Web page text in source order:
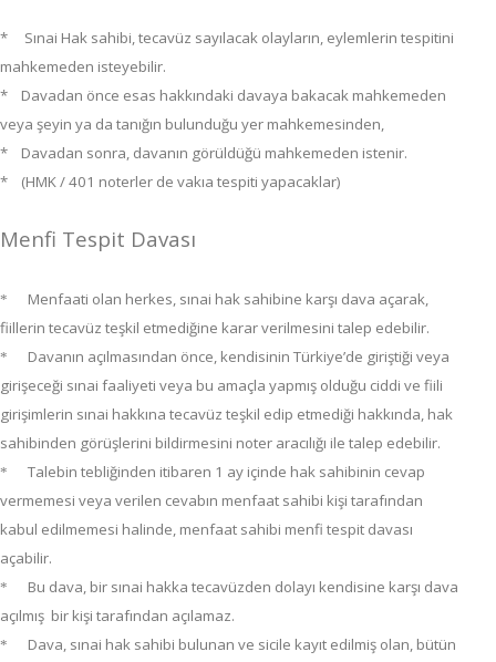
* Sınai Hak sahibi, tecavüz sayılacak olayların, eylemlerin tespitini
mahkemeden isteyebilir.
* Davadan önce esas hakkındaki davaya bakacak mahkemeden
veya şeyin ya da tanığın bulunduğu yer mahkemesinden,
* Davadan sonra, davanın görüldüğü mahkemeden istenir.
* (HMK / 401 noterler de vakıa tespiti yapacaklar)
Menfi Tespit Davası
*
Menfaati olan herkes, sınai hak sahibine karşı dava açarak,
fiillerin tecavüz teşkil etmediğine karar verilmesini talep edebilir.
*
Davanın açılmasından önce, kendisinin Türkiye’de giriştiği veya
girişeceği sınai faaliyeti veya bu amaçla yapmış olduğu ciddi ve fiili
girişimlerin sınai hakkına tecavüz teşkil edip etmediği hakkında, hak
sahibinden görüşlerini bildirmesini noter aracılığı ile talep edebilir.
*
Talebin tebliğinden itibaren 1 ay içinde hak sahibinin cevap
vermemesi veya verilen cevabın menfaat sahibi kişi tarafından
kabul edilmemesi halinde, menfaat sahibi menfi tespit davası
açabilir.
*
Bu dava, bir sınai hakka tecavüzden dolayı kendisine karşı dava
açılmış bir kişi tarafından açılamaz.
*
Dava, sınai hak sahibi bulunan ve sicile kayıt edilmiş olan, bütün